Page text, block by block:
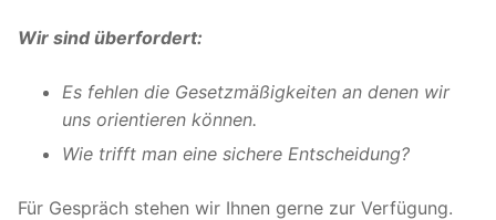
Wir sind überfordert:
Es fehlen die Gesetzmäßigkeiten an denen wir
uns orientieren können.
Wie trifft man eine sichere Entscheidung?
Für Gespräch stehen wir Ihnen gerne zur Verfügung.